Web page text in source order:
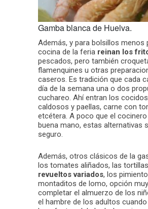
Gamba blanca de Huelva.
Además, y para bolsillos menos
cocina de la feria reinan los
pescados, pero también
flamenquines u otras
caseros. Es tradición que cada
día de la semana una o dos
cuchareo. Ahí entran los
caldosos y paellas, carne con
etcétera. A poco que el
buena mano, estas alternativas
seguro.
Además, otros clásicos de la
los tomates aliñados, las
revueltos variados, los
montaditos de lomo, opción
completar el almuerzo de los
el hambre de los adultos